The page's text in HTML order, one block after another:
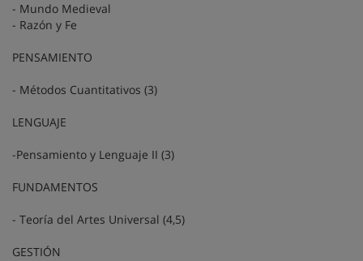
- Mundo Medieval
- Razón y Fe
PENSAMIENTO
- Métodos Cuantitativos (3)
LENGUAJE
-Pensamiento y Lenguaje II (3)
FUNDAMENTOS
- Teoría del Artes Universal (4,5)
GESTIÓN